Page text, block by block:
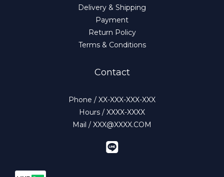
Delivery & Shipping
Payment
Return Policy
Terms & Conditions
Contact
Phone / XX-XXX-XXX-XXX
Hours / XXXX-XXXX
Mail / XXX@XXXX.COM